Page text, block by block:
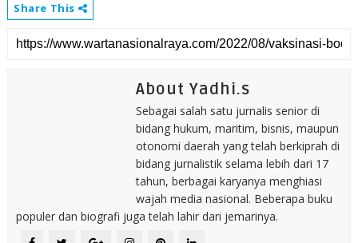
Share This
About Yadhi.s
Sebagai salah satu jurnalis senior di
bidang hukum, maritim, bisnis, maupun
otonomi daerah yang telah berkiprah di
bidang jurnalistik selama lebih dari 17
tahun, berbagai karyanya menghiasi
wajah media nasional. Beberapa buku
populer dan biografi juga telah lahir dari jemarinya.